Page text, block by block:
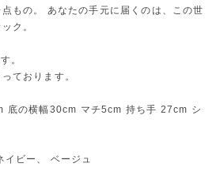
もの。 あなたの手元に届くのは、この世
ク。
。
ております。
底の横幅30cm マチ5cm 持ち手 27cm シ
ビー、 ベージュ